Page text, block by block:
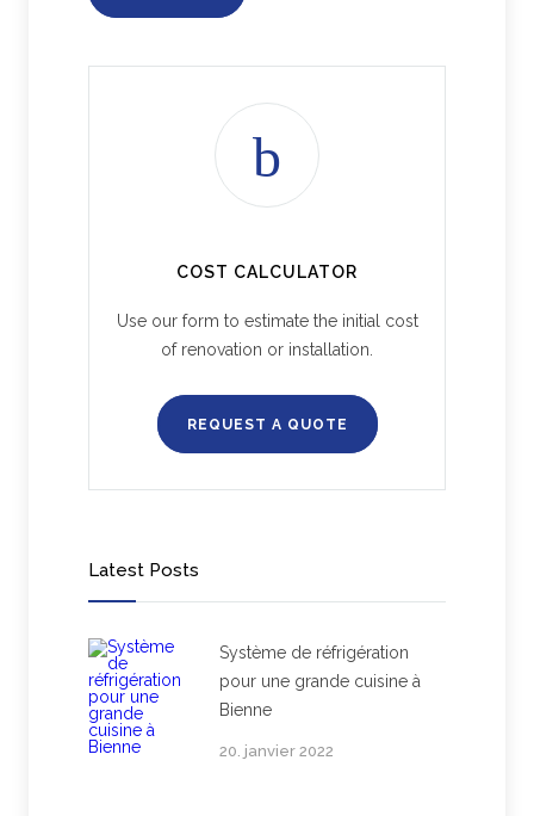
COST CALCULATOR
Use our form to estimate the initial cost
of renovation or installation.
REQUEST A QUOTE
Latest Posts
Système de réfrigération
pour une grande cuisine à
Bienne
20. janvier 2022